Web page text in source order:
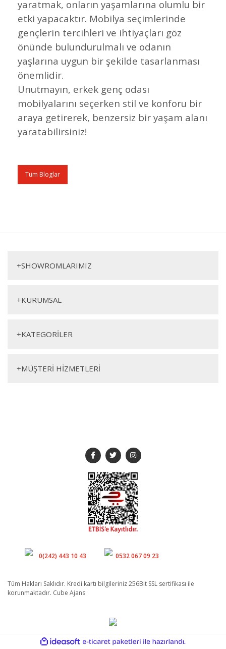
yaratmak, onların yaşamlarına olumlu bir
etki yapacaktır. Mobilya seçimlerinde
gençlerin tercihleri ve ihtiyaçları göz
önünde bulundurulmalı ve odanın
yaşlarına uygun bir şekilde tasarlanması
önemlidir.
Unutmayın, erkek genç odası
mobilyalarını seçerken stil ve konforu bir
araya getirerek, benzersiz bir yaşam alanı
yaratabilirsiniz!
Tüm Bloglar
+SHOWROMLARIMIZ
+KURUMSAL
+KATEGORİLER
+MÜŞTERİ HİZMETLERİ
0(242) 443 10 43
0532 067 09 23
Tüm Hakları Saklıdır. Kredi kartı bilgileriniz 256Bit SSL sertifikası ile
korunmaktadır. Cube Ajans
ideasoft
e-